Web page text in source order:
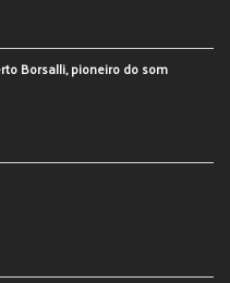
Borsalli, pioneiro do som